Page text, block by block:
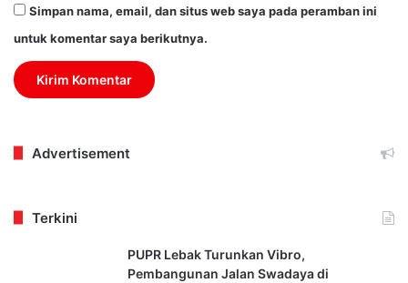
Simpan nama, email, dan situs web saya pada peramban ini
untuk komentar saya berikutnya.
Advertisement
Terkini
PUPR Lebak Turunkan Vibro,
Pembangunan Jalan Swadaya di